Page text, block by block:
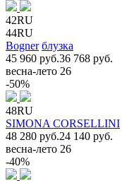
42RU
44RU
Bogner блузка
45 960 руб.36 768 руб.
весна-лето 26
-50%
48RU
SIMONA CORSELLINI
48 280 руб.24 140 руб.
весна-лето 26
-40%